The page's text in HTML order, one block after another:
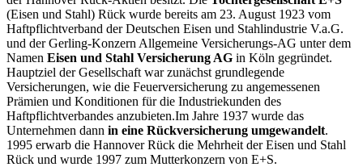
(Eisen und Stahl) Rück wurde bereits am 23. August 1923 vom
Haftpflichtverband der Deutschen Eisen und Stahlindustrie V.a.G.
und der Gerling-Konzern Allgemeine Versicherungs-AG unter dem
Namen Eisen und Stahl Versicherung AG in Köln gegründet.
Hauptziel der Gesellschaft war zunächst grundlegende
Versicherungen, wie die Feuerversicherung zu angemessenen
Prämien und Konditionen für die Industriekunden des
Haftpflichtverbandes anzubieten.Im Jahre 1937 wurde das
Unternehmen dann in eine Rückversicherung umgewandelt.
1995 erwarb die Hannover Rück die Mehrheit der Eisen und Stahl
Rück und wurde 1997 zum Mutterkonzern von E+S.